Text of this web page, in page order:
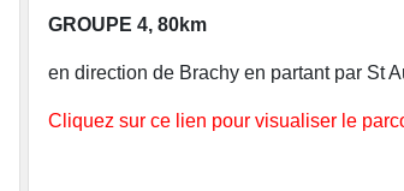
GROUPE 4, 80km
en direction de Brachy en partant par St
Cliquez sur ce lien pour visualiser le